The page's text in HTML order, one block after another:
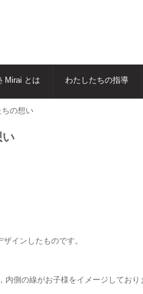
Mirai とは わたしたちの指導
の想い
インしたものです。
側の線がお子様をイメージしており